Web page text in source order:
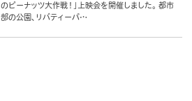
のピーナッツ大作戦！」上映会を開催しました。 都市
部の公園、リバティーパ…